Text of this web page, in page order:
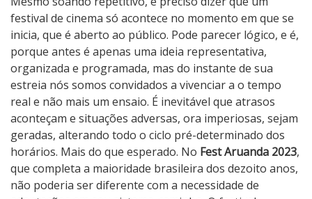
o
o
q
u
e
a
c
o
n
t
e
festival de cinema só acontece no momento em que se
inicia, que é aberto ao público. Pode parecer lógico, e é,
porque antes é apenas uma ideia representativa,
organizada e programada, mas do instante de sua
estreia nós somos convidados a vivenciar a o tempo
real e não mais um ensaio. É inevitável que atrasos
aconteçam e situações adversas, ora imperiosas, sejam
geradas, alterando todo o ciclo pré-determinado dos
horários. Mais do que esperado. No Fest Aruanda 2023,
que completa a maioridade brasileira dos dezoito anos,
não poderia ser diferente com a necessidade de